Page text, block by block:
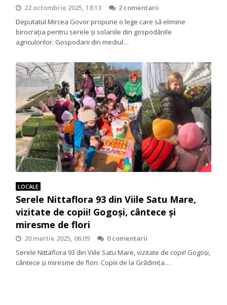
22 octombrie 2025, 18:13
2 comentarii
Deputatul Mircea Govor propune o lege care să elimine
birocrația pentru serele și solariile din gospodăriile
agriculorilor. Gospodarii din mediul…
LOCALE
Serele Nittaflora 93 din Viile Satu Mare,
vizitate de copii! Gogoși, cântece și
miresme de flori
20 martie 2025, 06:09
0 comentarii
Serele Nittaflora 93 din Viile Satu Mare, vizitate de copii! Gogoși,
cântece și miresme de flori. Copiii de la Grădinița…